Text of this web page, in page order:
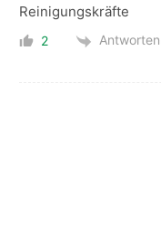
Reinigungskräfte
2 Antworten